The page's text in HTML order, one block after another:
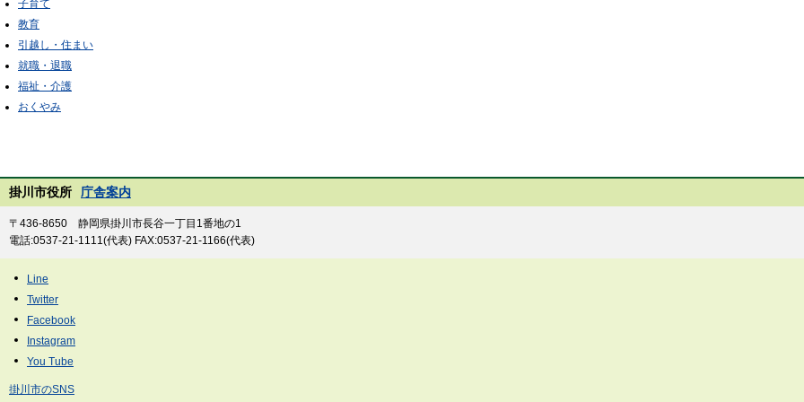
子育て
教育
引越し・住まい
就職・退職
福祉・介護
おくやみ
掛川市役所 庁舎案内
〒436-8650 静岡県掛川市長谷一丁目1番地の1
電話:0537-21-1111(代表) FAX:0537-21-1166(代表)
掛川市のSNS